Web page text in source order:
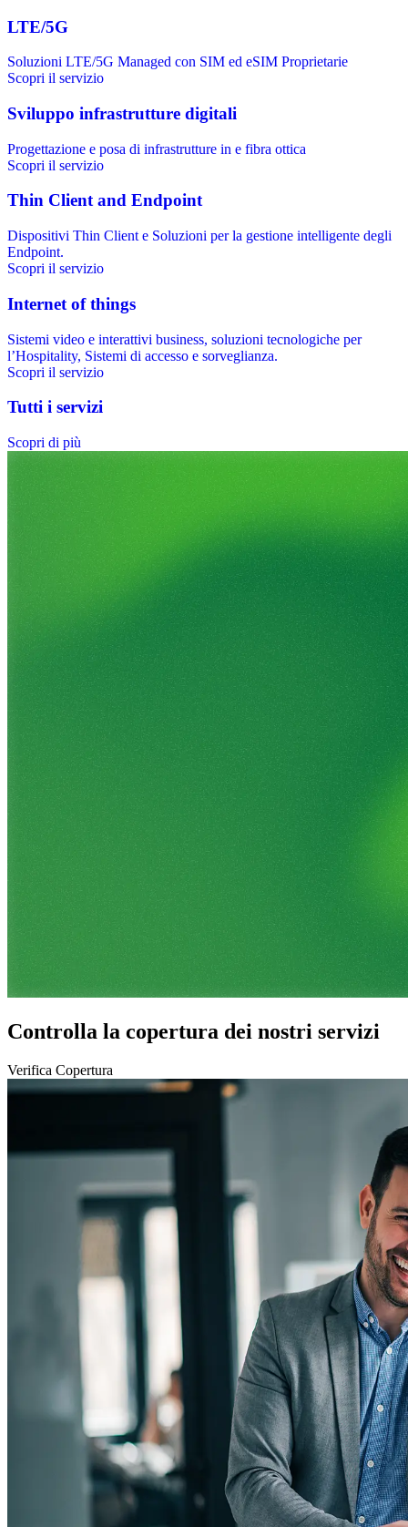
LTE/5G
Soluzioni LTE/5G Managed con SIM ed eSIM Proprietarie
Scopri il servizio
Sviluppo infrastrutture digitali
Progettazione e posa di infrastrutture in e fibra ottica
Scopri il servizio
Thin Client and Endpoint
Dispositivi Thin Client e Soluzioni per la gestione intelligente degli
Endpoint.
Scopri il servizio
Internet of things
Sistemi video e interattivi business, soluzioni tecnologiche per
l’Hospitality, Sistemi di accesso e sorveglianza.
Scopri il servizio
Tutti i servizi
Scopri di più
Controlla la copertura dei nostri servizi
Verifica Copertura